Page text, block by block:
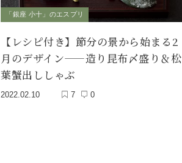
「銀座 小十」のエスプリ
【レシピ付き】節分の景から始まる2
月のデザイン——造り昆布〆盛り＆松
葉蟹出ししゃぶ
2022.02.10 7 0